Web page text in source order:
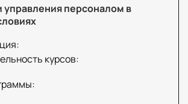
персоналом в
курсов: